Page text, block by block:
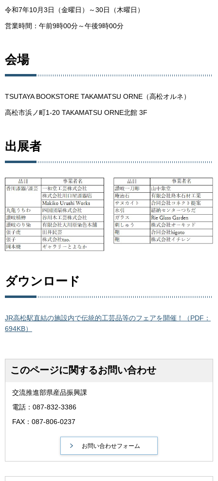
令和7年10月3日（金曜日）～30日（木曜日）
営業時間：午前9時00分～午後9時00分
会場
TSUTAYA BOOKSTORE TAKAMATSU ORNE（高松オルネ）
高松市浜ノ町1-20 TAKAMATSU ORNE北館 3F
出展者
ダウンロード
JR高松駅直結の施設内で伝統的工芸品等のフェアを開催！（PDF：
694KB）
このページに関するお問い合わせ
交流推進部県産品振興課
電話：087-832-3386
FAX：087-806-0237